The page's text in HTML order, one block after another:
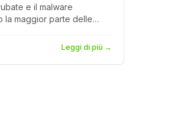
di Attacco #1
e il malware
la maggior parte delle
di infostealer, i
del dark web e come
Leggi di più →